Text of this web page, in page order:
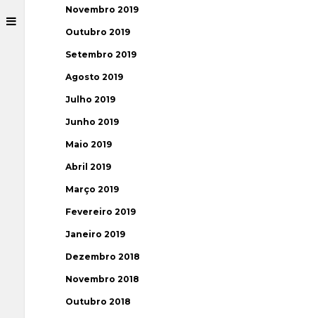
Novembro 2019
Outubro 2019
Setembro 2019
Agosto 2019
Julho 2019
Junho 2019
Maio 2019
Abril 2019
Março 2019
Fevereiro 2019
Janeiro 2019
Dezembro 2018
Novembro 2018
Outubro 2018